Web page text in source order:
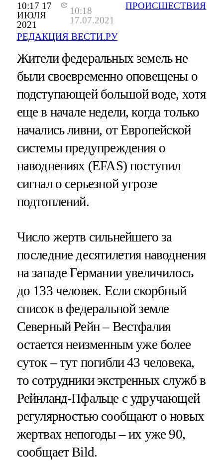
10:17 17
ИЮЛЯ
2021
10:18
17.07.2021
РЕДАКЦИЯ ВЕСТИ.РУ
ПРОИСШЕСТВИЯ
Жители федеральных земель не
были своевременно оповещены о
подступающей большой воде, хотя
еще в начале недели, когда только
начались ливни, от Европейской
системы предупреждения о
наводнениях (EFAS) поступил
сигнал о серьезной угрозе
подтоплений.
Число жертв сильнейшего за
последние десятилетия наводнения
на западе Германии увеличилось
до 133 человек. Если скорбный
список в федеральной земле
Северный Рейн – Вестфалия
остается неизменным уже более
суток – тут погибли 43 человека,
то сотрудники экстренных служб в
Рейнланд-Пфальце с удручающей
регулярностью сообщают о новых
жертвах непогоды – их уже 90,
сообщает Bild.